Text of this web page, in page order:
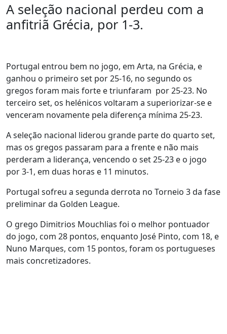
A seleção nacional perdeu com a
anfitriã Grécia, por 1-3.
Portugal entrou bem no jogo, em Arta, na Grécia, e
ganhou o primeiro set por 25-16, no segundo os
gregos foram mais forte e triunfaram por 25-23. No
terceiro set, os helénicos voltaram a superiorizar-se e
venceram novamente pela diferença mínima 25-23.
A seleção nacional liderou grande parte do quarto set,
mas os gregos passaram para a frente e não mais
perderam a liderança, vencendo o set 25-23 e o jogo
por 3-1, em duas horas e 11 minutos.
Portugal sofreu a segunda derrota no Torneio 3 da fase
preliminar da Golden League.
O grego Dimitrios Mouchlias foi o melhor pontuador
do jogo, com 28 pontos, enquanto José Pinto, com 18, e
Nuno Marques, com 15 pontos, foram os portugueses
mais concretizadores.